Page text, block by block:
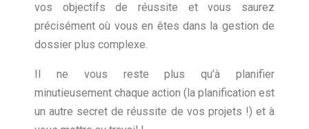
vos objectifs de réussite et vous saurez
précisément où vous en êtes dans la gestion de
dossier plus complexe.
Il ne vous reste plus qu’à planifier
minutieusement chaque action (la planification est
un autre secret de réussite de vos projets !) et à